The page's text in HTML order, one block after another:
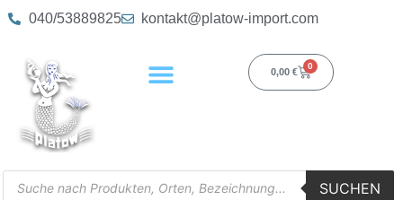
040/53889825 kontakt@platow-import.com
0,00 €
0
SUCHEN